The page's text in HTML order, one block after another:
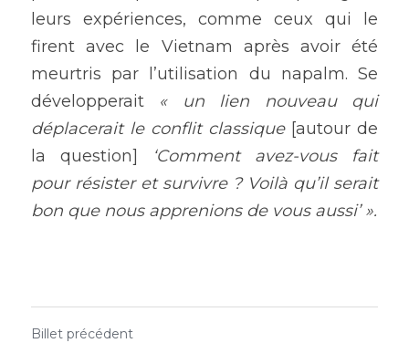
leurs expériences, comme ceux qui le
firent avec le Vietnam après avoir été
meurtris par l’utilisation du napalm. Se
développerait « un lien nouveau qui
déplacerait le conflit classique [autour de
la question]
‘Comment avez-vous fait
pour résister et survivre ? Voilà qu’il serait
bon que nous apprenions de vous aussi’ ».
Billet précédent